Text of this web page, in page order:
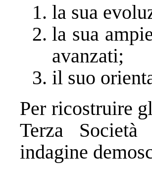
la sua
la sua
avanzati;
il suo
Per ricostruire
Terza Società
indagine